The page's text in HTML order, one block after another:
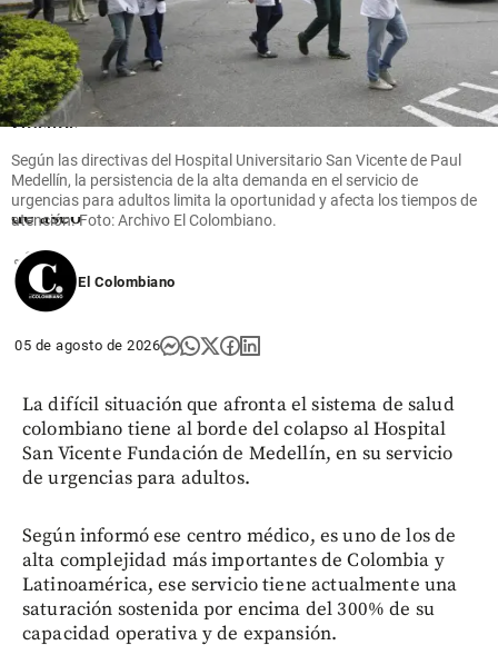
de
servicios
públicos
alertan de
cinco
riesgos
del nuevo
marco
tarifario
de aseo
share
Según las directivas del Hospital Universitario San Vicente de Paul
Medellín, la persistencia de la alta demanda en el servicio de
urgencias para adultos limita la oportunidad y afecta los tiempos de
atención. Foto: Archivo El Colombiano.
El Colombiano
05 de agosto de 2026
La difícil situación que afronta el sistema de salud
colombiano tiene al borde del colapso al Hospital
San Vicente Fundación de Medellín, en su servicio
de urgencias para adultos.
Según informó ese centro médico, es uno de los de
alta complejidad más importantes de Colombia y
Latinoamérica, ese servicio tiene actualmente una
saturación sostenida por encima del 300% de su
capacidad operativa y de expansión.